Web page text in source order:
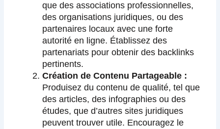
que des associations professionnelles,
des organisations juridiques, ou des
partenaires locaux avec une forte
autorité en ligne. Établissez des
partenariats pour obtenir des backlinks
pertinents.
Création de Contenu Partageable :
Produisez du contenu de qualité, tel que
des articles, des infographies ou des
études, que d’autres sites juridiques
peuvent trouver utile. Encouragez le